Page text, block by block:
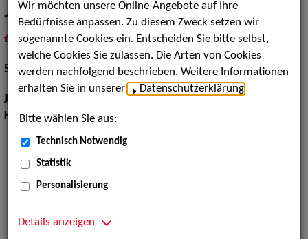
Johannes Bauer
als PDF speichern
inMeine Merklistelegen
Schauspiel:Bühne
Jahrgang:
Körpergröße:175 cm
Wir möchten unsere Online-Angebote auf Ihre
Bedürfnisse anpassen. Zu diesem Zweck setzen wir
sogenannte Cookies ein. Entscheiden Sie bitte selbst,
welche Cookies Sie zulassen. Die Arten von Cookies
werden nachfolgend beschrieben. Weitere Informationen
erhalten Sie in unserer
Datenschutzerklärung
Bitte wählen Sie aus:
Technisch Notwendig
Statistik
Personalisierung
Details anzeigen